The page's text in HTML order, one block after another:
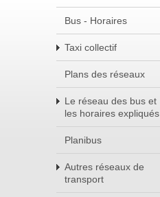
Bus - Horaires
Taxi collectif
Plans des réseaux
Le réseau des bus et
les horaires expliqués
Planibus
Autres réseaux de
transport